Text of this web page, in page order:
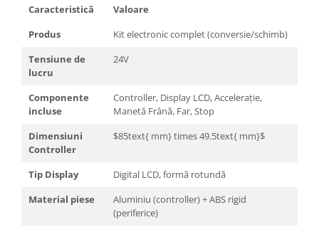
Caracteristică
Valoare
Produs
Kit electronic complet (conversie/schimb)
Tensiune de
lucru
24V
Componente
incluse
Controller, Display LCD, Accelerație,
Manetă Frână, Far, Stop
Dimensiuni
Controller
$85text{ mm} times 49.5text{ mm}$
Tip Display
Digital LCD, formă rotundă
Material piese
Aluminiu (controller) + ABS rigid
(periferice)